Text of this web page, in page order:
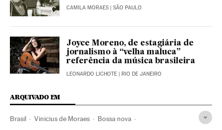
CAMILA MORAES | SÃO PAULO
Joyce Moreno, de estagiária de
jornalismo à “velha maluca”
referência da música brasileira
LEONARDO LICHOTE | RIO DE JANEIRO
ARQUIVADO EM
Brasil Vinicius de Moraes Bossa nova